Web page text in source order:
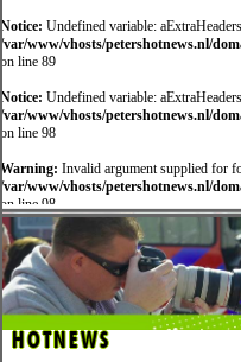
Notice: Undefined variable:
/var/www/vhosts/petershotnews.nl/
on line 89
Notice: Undefined variable:
/var/www/vhosts/petershotnews.nl/
on line 98
Warning: Invalid argument supplied for
/var/www/vhosts/petershotnews.nl/
on line 98
HOTNEWS